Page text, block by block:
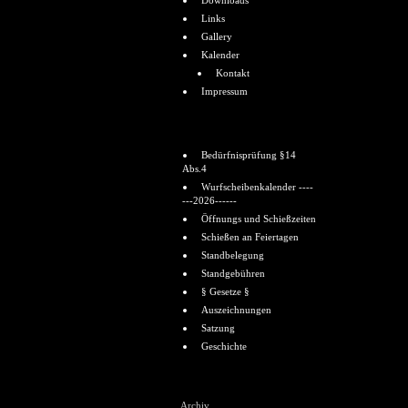
Links
Gallery
Kalender
Kontakt
Impressum
Bedürfnisprüfung §14
Abs.4
Wurfscheibenkalender ----
---2026------
Öffnungs und Schießzeiten
Schießen an Feiertagen
Standbelegung
Standgebühren
§ Gesetze §
Auszeichnungen
Satzung
Geschichte
Archiv